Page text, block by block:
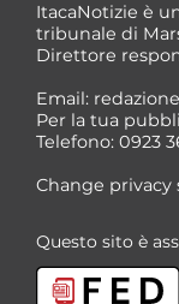
*
ItacaNotizie è
tribunale di
Direttore
Email:
Per la tua
Telefono: 0923
Change privacy
Questo sito è